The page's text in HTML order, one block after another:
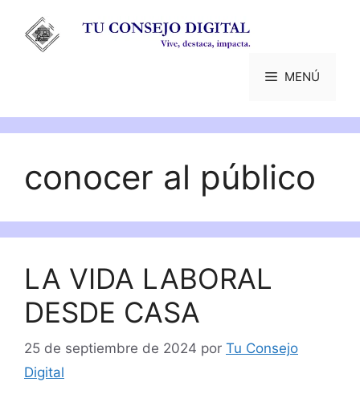
contenido
MENÚ
conocer al público
LA VIDA LABORAL
DESDE CASA
25 de septiembre de 2024 por Tu Consejo
Digital